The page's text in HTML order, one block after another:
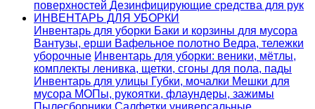
поверхностей Дезинфицирующие средства для рук
ИНВЕНТАРЬ ДЛЯ УБОРКИ
Инвентарь для уборки Баки и корзины для мусора
Вантузы, ерши Вафельное полотно Ведра, тележки
уборочные Инвентарь для уборки: веники, мётлы,
комплекты ленивка, щетки, сгоны для пола, пады
Инвентарь для улицы Губки, мочалки Мешки для
мусора МОПы, рукоятки, флаундеры, зажимы
Пылесборники Салфетки универсальные